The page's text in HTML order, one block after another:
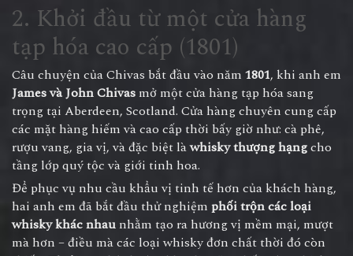
2. Khởi đầu từ một cửa hàng
tạp hóa cao cấp (1801)
Câu chuyện của Chivas bắt đầu vào năm 1801, khi anh em
James và John Chivas mở một cửa hàng tạp hóa sang
trọng tại Aberdeen, Scotland. Cửa hàng chuyên cung cấp
các mặt hàng hiếm và cao cấp thời bấy giờ như: cà phê,
rượu vang, gia vị, và đặc biệt làwhisky thượng hạngcho
tầng lớp quý tộc và giới tinh hoa.
Để phục vụ nhu cầu khẩu vị tinh tế hơn của khách hàng,
hai anh em đã bắt đầu thử nghiệm phối trộn các loại
whisky khác nhau nhằm tạo ra hương vị mềm mại, mượt
mà hơn – điều mà các loại whisky đơn chất thời đó còn